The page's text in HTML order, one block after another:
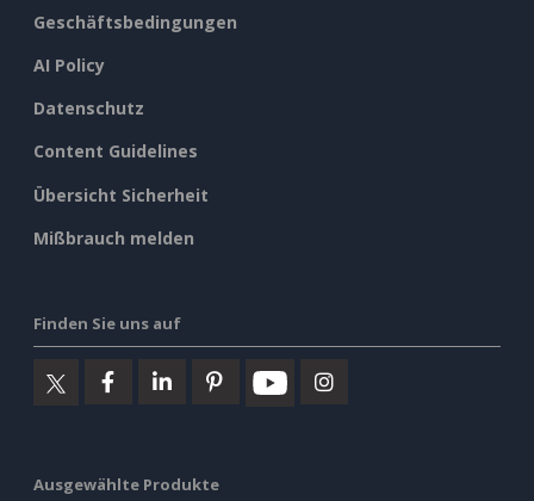
Geschäftsbedingungen
AI Policy
Datenschutz
Content Guidelines
Übersicht Sicherheit
Mißbrauch melden
Finden Sie uns auf
Ausgewählte Produkte